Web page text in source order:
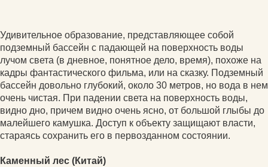
Удивительное образование, представляющее собой
подземный бассейн с падающей на поверхность воды
лучом света (в дневное, понятное дело, время), похоже на
кадры фантастического фильма, или на сказку. Подземный
бассейн довольно глубокий, около 30 метров, но вода в нем
очень чистая. При падении света на поверхность воды,
видно дно, причем видно очень ясно, от большой глыбы до
малейшего камушка. Доступ к объекту защищают власти,
стараясь сохранить его в первозданном состоянии.
Каменный лес (Китай)